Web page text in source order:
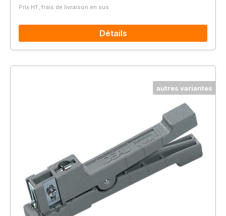
Prix HT, frais de livraison en sus
Détails
autres variantes